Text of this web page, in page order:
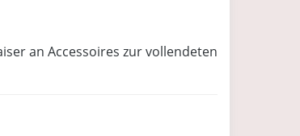
an Accessoires zur vollendeten